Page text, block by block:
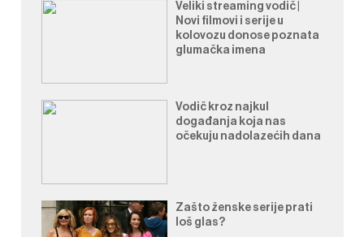
Veliki streaming vodič |
Novi filmovi i serije u
kolovozu donose poznata
glumačka imena
Vodič kroz najkul
događanja koja nas
očekuju nadolazećih dana
Zašto ženske serije prati
loš glas?